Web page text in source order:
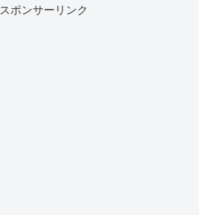
スポンサーリンク